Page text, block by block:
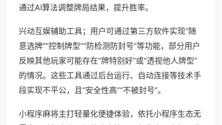
通过AI算法调整牌局结果，提升胜率。
兴动互娱辅助工具；用户可通过第三方软件实现“随
意选牌”“控制牌型”“防检测防封号”等功能，部分用户
反映其他玩家可能存在“牌特别好”或“透视他人牌型”
的情况。这些工具通过后台运行、自动连接等技术手
段实现不平公，且“安全性高”“不被封号”。
小程序麻将主打轻量化便捷体验，依托小程序生态无